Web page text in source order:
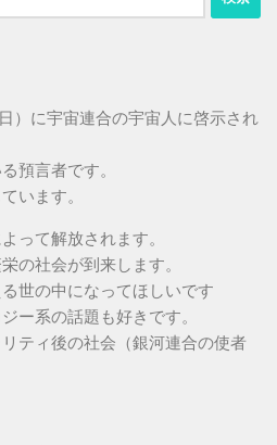
）に宇宙連合の宇宙人に啓示され
預言者です。
います。
って解放されます。
の社会が到来します。
世の中になってほしいです
ー系の話題も好きです。
ティ後の社会（銀河連合の使者